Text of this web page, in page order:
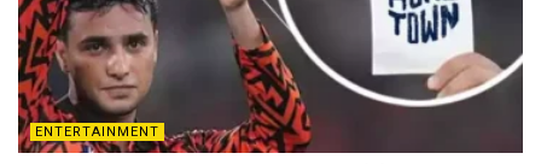
ENTERTAINMENT